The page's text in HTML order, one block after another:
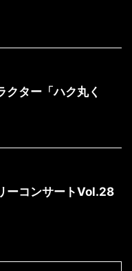
クター「ハク丸く
ーコンサートVol.28